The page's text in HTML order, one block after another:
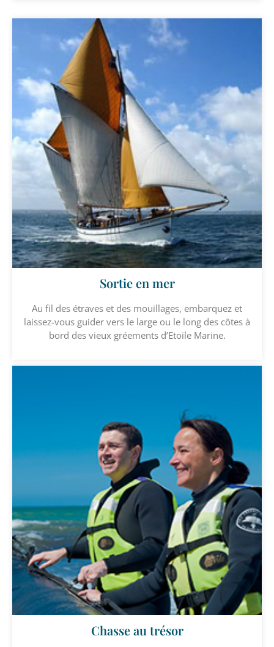
Sortie en mer
Au fil des étraves et des mouillages, embarquez et
laissez-vous guider vers le large ou le long des côtes à
bord des vieux gréements d’Etoile Marine.
Chasse au trésor